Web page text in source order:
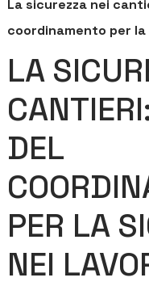
La sicurezza nei
coordinamento per
LA
DEL
PER LA
NEI